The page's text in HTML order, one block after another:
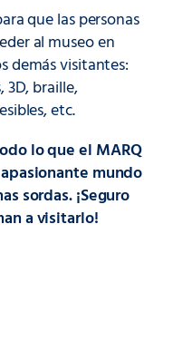
que las personas
al museo en
demás visitantes:
3D, braille,
etc.
lo que el MARQ
mundo
sordas. ¡Seguro
a visitarlo!